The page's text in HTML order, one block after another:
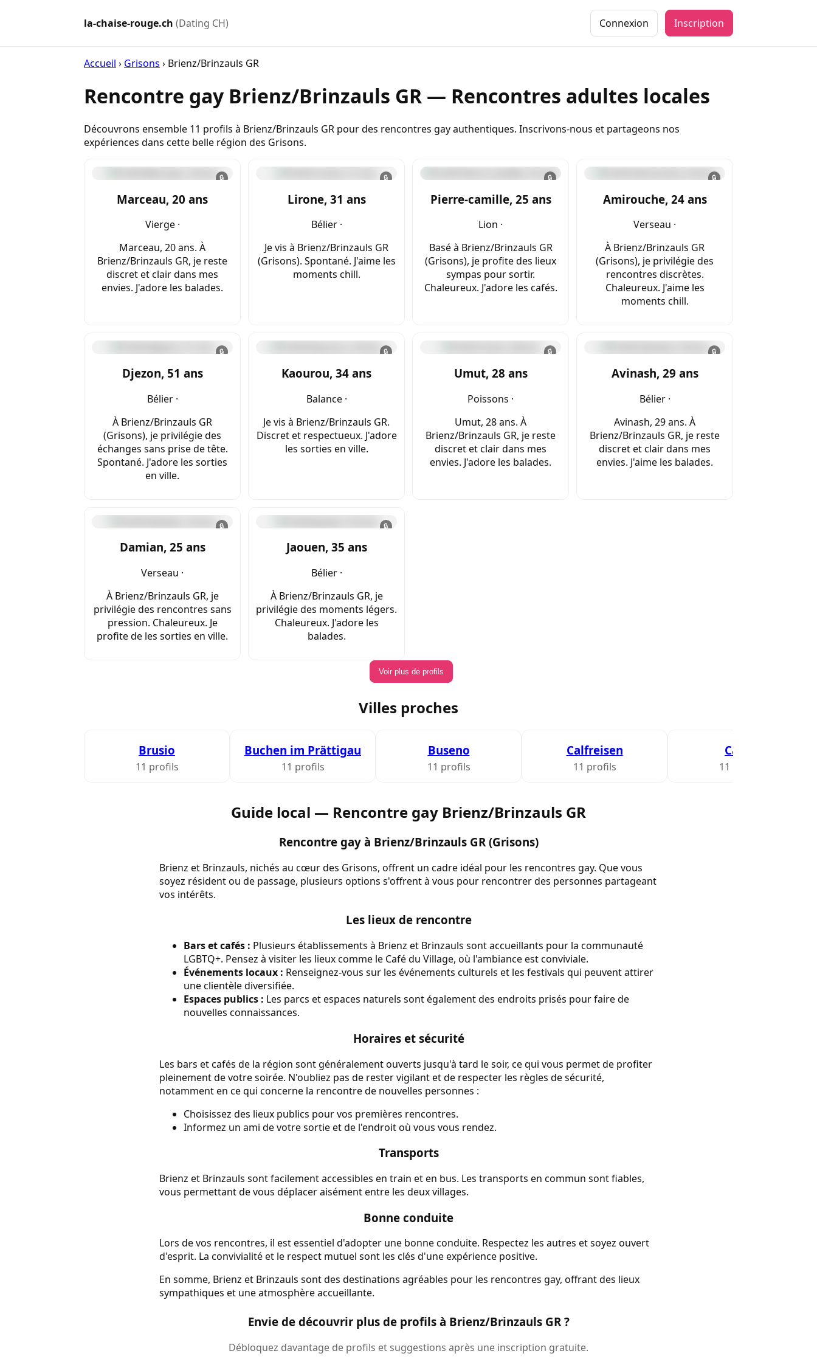
la-chaise-rouge.ch (Dating CH) Connexion Inscription
Accueil › Grisons › Brienz/Brinzauls GR
Rencontre gay Brienz/Brinzauls GR — Rencontres adultes locales
Découvrons ensemble 11 profils à Brienz/Brinzauls GR pour des rencontres gay authentiques. Inscrivons-nous et partageons nos
expériences dans cette belle région des Grisons.
🔒
Marceau, 20 ans
Vierge ·
Marceau, 20 ans. À
Brienz/Brinzauls GR, je reste
discret et clair dans mes
envies. J'adore les balades.
🔒
Lirone, 31 ans
Bélier ·
Je vis à Brienz/Brinzauls GR
(Grisons). Spontané. J'aime les
moments chill.
🔒
Pierre-camille, 25 ans
Lion ·
Basé à Brienz/Brinzauls GR
(Grisons), je profite des lieux
sympas pour sortir.
Chaleureux. J'adore les cafés.
🔒
Amirouche, 24 ans
Verseau ·
À Brienz/Brinzauls GR
(Grisons), je privilégie des
rencontres discrètes.
Chaleureux. J'aime les
moments chill.
🔒
Djezon, 51 ans
Bélier ·
À Brienz/Brinzauls GR
(Grisons), je privilégie des
échanges sans prise de tête.
Spontané. J'adore les sorties
en ville.
🔒
Kaourou, 34 ans
Balance ·
Je vis à Brienz/Brinzauls GR.
Discret et respectueux. J'adore
les sorties en ville.
🔒
Umut, 28 ans
Poissons ·
Umut, 28 ans. À
Brienz/Brinzauls GR, je reste
discret et clair dans mes
envies. J'adore les balades.
🔒
Avinash, 29 ans
Bélier ·
Avinash, 29 ans. À
Brienz/Brinzauls GR, je reste
discret et clair dans mes
envies. J'aime les balades.
🔒
Damian, 25 ans
Verseau ·
À Brienz/Brinzauls GR, je
privilégie des rencontres sans
pression. Chaleureux. Je
profite de les sorties en ville.
🔒
Jaouen, 35 ans
Bélier ·
À Brienz/Brinzauls GR, je
privilégie des moments légers.
Chaleureux. J'adore les
balades.
Voir plus de profils
Villes proches
Brusio
11 profils
Buchen im Prättigau
11 profils
Buseno
11 profils
Calfreisen
11 profils
Cama
11 profils
Guide local — Rencontre gay Brienz/Brinzauls GR
Rencontre gay à Brienz/Brinzauls GR (Grisons)
Brienz et Brinzauls, nichés au cœur des Grisons, offrent un cadre idéal pour les rencontres gay. Que vous
soyez résident ou de passage, plusieurs options s'offrent à vous pour rencontrer des personnes partageant
vos intérêts.
Les lieux de rencontre
Bars et cafés : Plusieurs établissements à Brienz et Brinzauls sont accueillants pour la communauté
LGBTQ+. Pensez à visiter les lieux comme le Café du Village, où l'ambiance est conviviale.
Événements locaux : Renseignez-vous sur les événements culturels et les festivals qui peuvent attirer
une clientèle diversifiée.
Espaces publics : Les parcs et espaces naturels sont également des endroits prisés pour faire de
nouvelles connaissances.
Horaires et sécurité
Les bars et cafés de la région sont généralement ouverts jusqu'à tard le soir, ce qui vous permet de profiter
pleinement de votre soirée. N'oubliez pas de rester vigilant et de respecter les règles de sécurité,
notamment en ce qui concerne la rencontre de nouvelles personnes :
Choisissez des lieux publics pour vos premières rencontres.
Informez un ami de votre sortie et de l'endroit où vous vous rendez.
Transports
Brienz et Brinzauls sont facilement accessibles en train et en bus. Les transports en commun sont fiables,
vous permettant de vous déplacer aisément entre les deux villages.
Bonne conduite
Lors de vos rencontres, il est essentiel d'adopter une bonne conduite. Respectez les autres et soyez ouvert
d'esprit. La convivialité et le respect mutuel sont les clés d'une expérience positive.
En somme, Brienz et Brinzauls sont des destinations agréables pour les rencontres gay, offrant des lieux
sympathiques et une atmosphère accueillante.
Envie de découvrir plus de profils à Brienz/Brinzauls GR ?
Débloquez davantage de profils et suggestions après une inscription gratuite.